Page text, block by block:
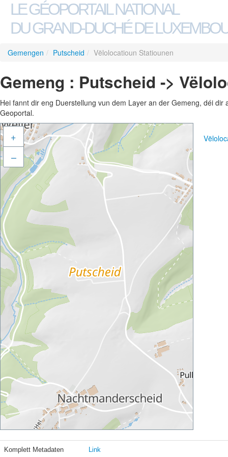
LE GÉOPORTAIL NATIONAL
DU GRAND-DUCHÉ DE
Gemengen / Putscheid / Vëlolocatioun Statiounen
Gemeng : Putscheid ->
Hei fannt dir eng Duerstellung vun dem Layer an der Gemeng, déi
Geoportal.
+
–
Komplett Metadaten Link